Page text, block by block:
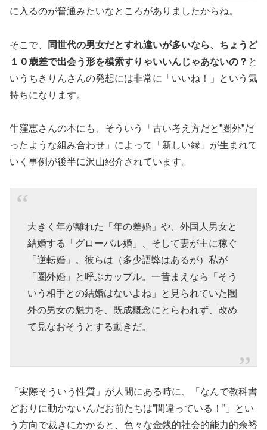
に入るのが普通みたいなところがありましたからね。
そこで、
同世代の男女だとすれ違いが多いなら、ちょうど
１０歳差で出会う形を模索すりゃいいんじゃあないの？ と
いうちきりんさんの発想には非常に「いいね！」という気
持ちになります。
牛窪恵さんの本にも、そういう「古い考え方だと”圏外”だ
ったような組み合わせ」によって「新しい縁」が生まれて
いく事例が後半に沢山紹介されています。
大きく年が離れた「年の差婚」や、外国人男女と
結婚する「グローバル婚」、そして妻が主に稼ぐ
「逆転婚」。彼らは（多少語弊はあるが）私が
「圏外婚」と呼ぶカップル。一昔まえなら「そう
いう相手との結婚はないよね」と見られていた圏
外の男女の魅力を、既成概念にとらわれず、改め
て見なおそうとする動きだ。
「実際そういう性質」が人間にある時に、「なんで教科書
どおりに動かないんだお前たちは”間違っている！”」とい
う方向で裁きにかかると、色々な金銭的社会的能力的余裕